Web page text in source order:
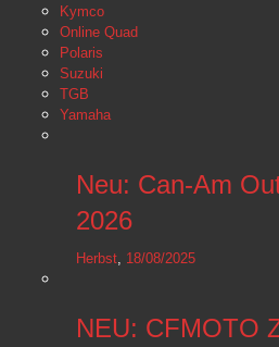
Kymco
Online Quad
Polaris
Suzuki
TGB
Yamaha
Neu: Can-Am
2026
Herbst 18/08/2025
NEU: CFMOTO